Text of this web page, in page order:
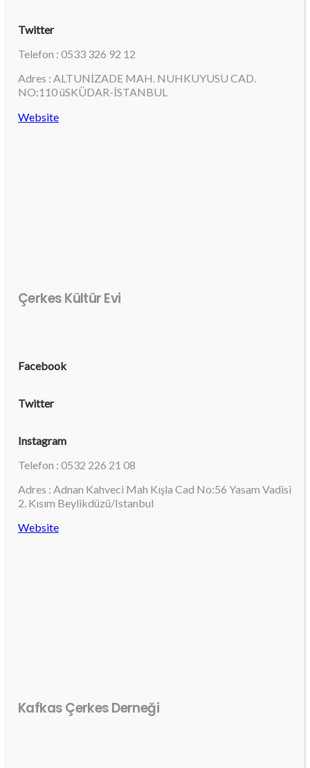
Twitter
Telefon : 0533 326 92 12
Adres : ALTUNİZADE MAH. NUHKUYUSU CAD.
NO:110 üSKÜDAR-İSTANBUL
Website
Çerkes Kültür Evi
Facebook
Twitter
Instagram
Telefon : 0532 226 21 08
Adres : Adnan Kahveci Mah Kışla Cad No:56 Yasam Vadisi
2. Kısım Beylikdüzü/Istanbul
Website
Kafkas Çerkes Derneği